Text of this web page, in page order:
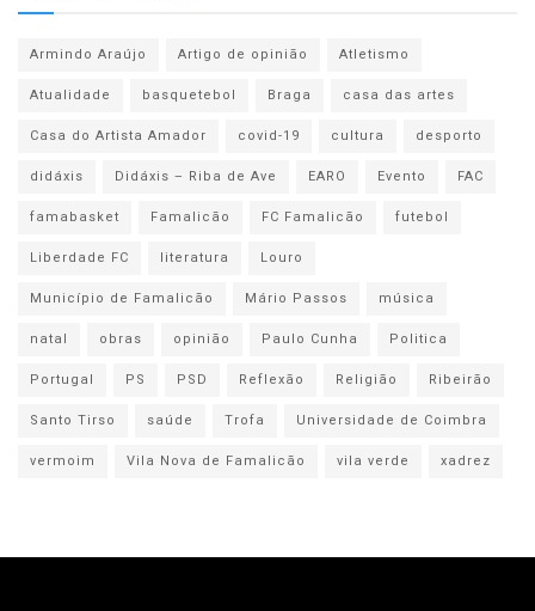
Armindo Araújo Artigo de opinião
Atletismo
Atualidade
basquetebol Braga
casa das artes
Casa do Artista Amador
covid-19 cultura
desporto
didáxis
Didáxis – Riba de Ave EARO Evento
FAC
famabasket
Famalicão FC Famalicão
futebol
Liberdade FC
literatura
Louro
Município de Famalicão
Mário Passos
música
natal
obras opinião Paulo Cunha
Politica
Portugal
PS PSD Reflexão Religião
Ribeirão
Santo Tirso
saúde Trofa
Universidade de Coimbra
vermoim
Vila Nova de Famalicão vila verde xadrez